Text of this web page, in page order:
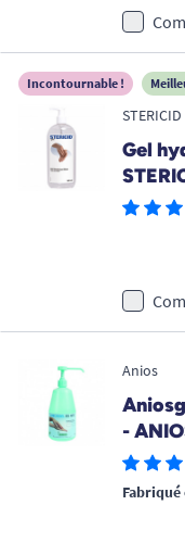
Incontournable !
STERICID
Gel
Anios
-
Fabriqué